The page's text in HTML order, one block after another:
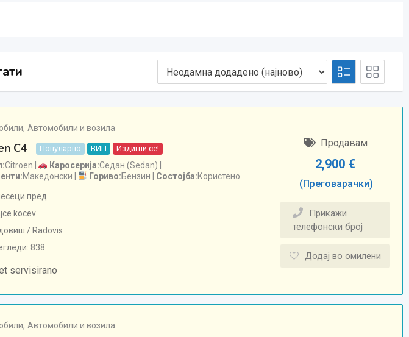
, Автомобили и возила
C4 Популарно ВИП Издигни се!
Citroen Каросерија Седан (Sedan)
Македонски Гориво Бензин Состојба Користено
пред
kocev
/ Radovis
838
servisirano
Продавам
2,900 €
(Преговарачки)
Прикажи
телефонски број
Додај во омилени
, Автомобили и возила